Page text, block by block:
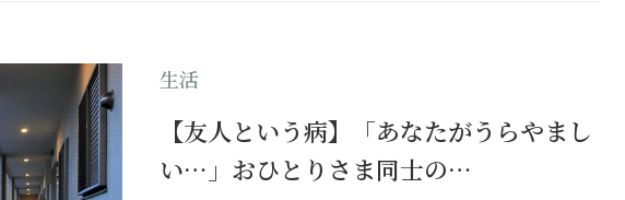
生活
【友人という病】「あなたがうらやまし
い…」おひとりさま同士の…